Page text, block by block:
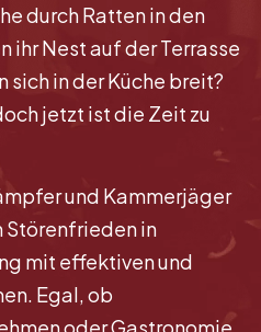
durch Ratten in den
ihr Nest auf der Terrasse
sich in der Küche breit?
jetzt ist die Zeit zu
und Kammerjäger
Störenfrieden in
mit effektiven und
Egal, ob
oder Gastronomie